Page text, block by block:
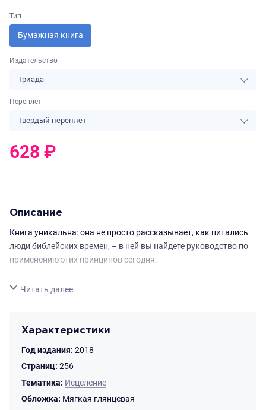
Тип
Бумажная книга
Издательство
Триада
Переплёт
Твердый переплет
628 ₽
Описание
Книга уникальна: она не просто рассказывает, как питались
люди библейских времен, – в ней вы найдете руководство по
применению этих принципов сегодня.
Здоровье человека – нормальный вес, хорошая фигура,
его питанием. Книга американского врача и ученого Дона
Кольберта рассказывает о том, как питались люди
библейских времен и Сам Христос. Но это не просто
историческое исследование. Диета, которой придерживался
Иисус, вполне доступна и сегодня. Однако мало знать, какие
продукты использовать и как их готовить. И автор, помимо
Свернуть
Читать далее
Характеристики
Год издания: 2018
Страниц: 256
Тематика: Исцеление
Обложка: Мягкая глянцевая